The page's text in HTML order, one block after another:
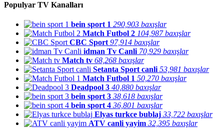
Populyar TV Kanalları
bein sport 1 290,903 baxışlar
Match Futbol 2 104,987 baxışlar
CBC Sport 97,914 baxışlar
idman Tv Canli 70,929 baxışlar
Match tv 68,268 baxışlar
Setanta Sport canli 53,981 baxışlar
Match Futbol 1 50,270 baxışlar
Deadpool 3 40,880 baxışlar
bein sport 3 38,618 baxışlar
bein sport 4 36,801 baxışlar
Elyas turkce bublaj 33,722 baxışlar
ATV canli yayim 32,395 baxışlar